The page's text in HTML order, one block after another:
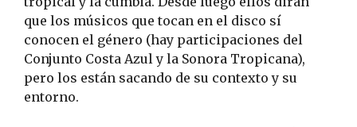
que los músicos que tocan en el disco sí
conocen el género (hay participaciones del
Conjunto Costa Azul y la Sonora Tropicana),
pero los están sacando de su contexto y su
entorno.